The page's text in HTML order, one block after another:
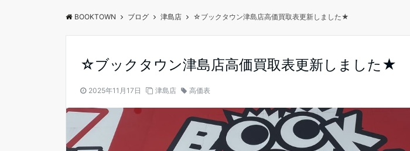
BOOKTOWN ブログ 津島店 ☆ブックタウン津島店高価買取表更新しました★
☆ブックタウン津島店高価買取表更新しました★
2025年11月17日 津島店 高価表